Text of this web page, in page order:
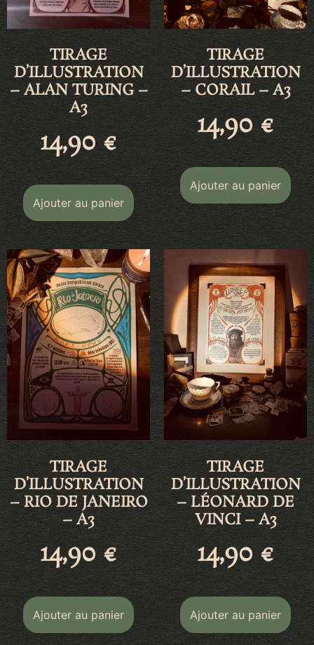
TIRAGE
D’ILLUSTRATION
– ALAN TURING –
A3
14,90€
Ajouter au panier
TIRAGE
D’ILLUSTRATION
– CORAIL – A3
14,90€
Ajouter au panier
TIRAGE
D’ILLUSTRATION
– RIO DE JANEIRO
– A3
14,90€
Ajouter au panier
TIRAGE
D’ILLUSTRATION
– LÉONARD DE
VINCI – A3
14,90€
Ajouter au panier